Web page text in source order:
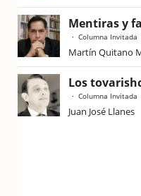
Mentiras y
Columna Invitada
Martín Quitano
Los
Columna Invitada
Juan José Llanes